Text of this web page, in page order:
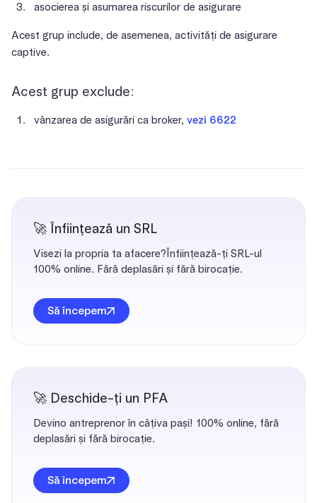
asocierea și asumarea riscurilor de asigurare
Acest grup include, de asemenea, activități de asigurare
captive.
Acest grup exclude:
vânzarea de asigurări ca broker, vezi 6622
🚀 Înființează un SRL
Visezi la propria ta afacere?Înființează-ți SRL-ul
100% online. Fără deplasări și fără birocație.
Să începem
🚀 Deschide-ți un PFA
Devino antreprenor în câțiva pași! 100% online, fără
deplasări și fără birocație.
Să începem